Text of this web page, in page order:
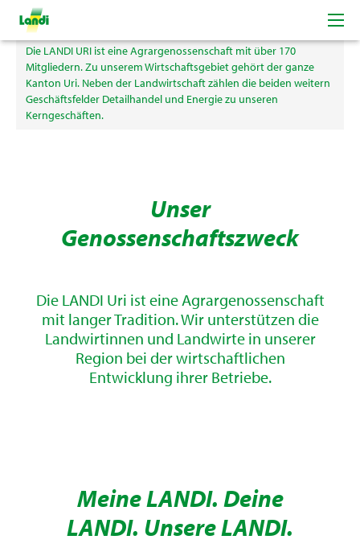
Willkommen bei der LANDI Uri
Die LANDI URI ist eine Agrargenossenschaft mit über 170
Mitgliedern. Zu unserem Wirtschaftsgebiet gehört der ganze
Kanton Uri. Neben der Landwirtschaft zählen die beiden weitern
Geschäftsfelder Detailhandel und Energie zu unseren
Kerngeschäften.
Unser
Genossenschaftszweck
Die LANDI Uri ist eine Agrargenossenschaft
mit langer Tradition. Wir unterstützen die
Landwirtinnen und Landwirte in unserer
Region bei der wirtschaftlichen
Entwicklung ihrer Betriebe.
Meine LANDI. Deine
LANDI. Unsere LANDI.